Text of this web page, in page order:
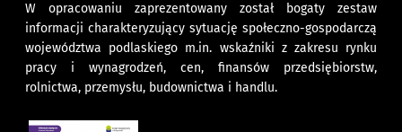
W opracowaniu zaprezentowany został bogaty zestaw
informacji charakteryzujący sytuację społeczno-gospodarczą
województwa podlaskiego m.in. wskaźniki z zakresu rynku
pracy i wynagrodzeń, cen, finansów przedsiębiorstw,
rolnictwa, przemysłu, budownictwa i handlu.